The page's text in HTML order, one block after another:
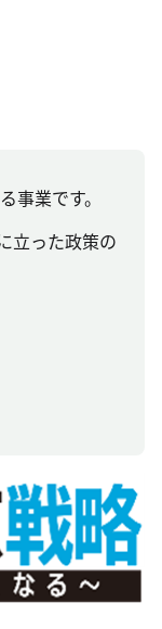
事業です。
立った政策の